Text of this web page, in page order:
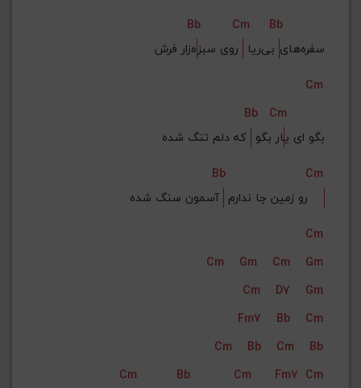
Bb
Cm
Bb
سفره‌های
بی‌ریا روی سبزه‌زار فرش
Cm
Bb Cm
بگو ای یار بگو که دلم تنگ شده
Bb
Cm
رو زمین جا ندارم
Cm
Cm
Gm Cm
Gm
Cm
D7
Gm
Fm7
Bb
Cm
Cm
Bb Cm
Bb
Cm
Bb Cm Fm7 Cm